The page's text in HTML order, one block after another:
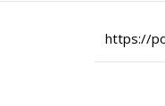
https://